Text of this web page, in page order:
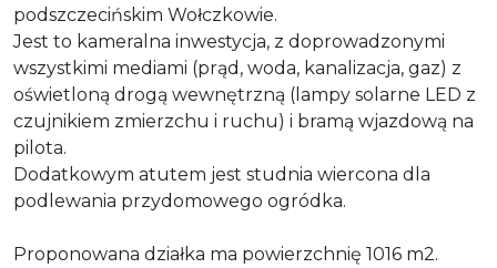
podszczecińskim Wołczkowie.
Jest to kameralna inwestycja, z doprowadzonymi
wszystkimi mediami (prąd, woda, kanalizacja, gaz) z
oświetloną drogą wewnętrzną (lampy solarne LED z
czujnikiem zmierzchu i ruchu) i bramą wjazdową na
pilota.
Dodatkowym atutem jest studnia wiercona dla
podlewania przydomowego ogródka.
Proponowana działka ma powierzchnię 1016 m2.